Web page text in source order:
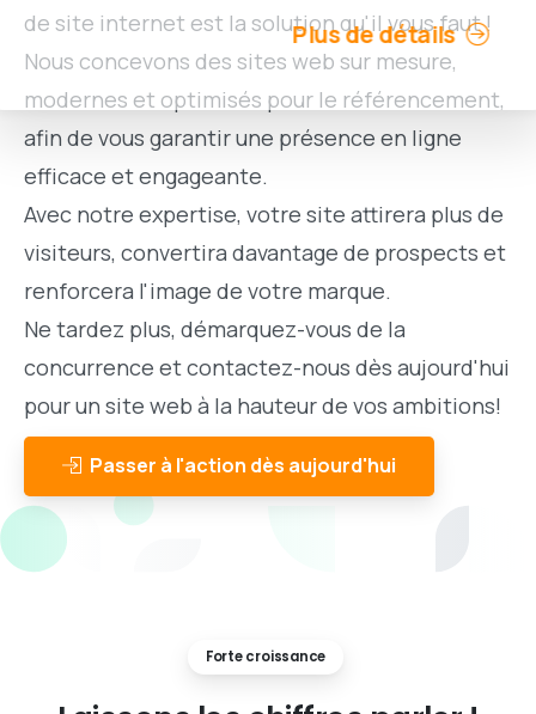
Plus de détails
de site internet est la solution qu'il vous faut !
Nous concevons des sites web sur mesure,
modernes et optimisés pour le référencement,
afin de vous garantir une présence en ligne
efficace et engageante.
Avec notre expertise, votre site attirera plus de
visiteurs, convertira davantage de prospects et
renforcera l'image de votre marque.
Ne tardez plus, démarquez-vous de la
concurrence et contactez-nous dès aujourd'hui
pour un site web à la hauteur de vos ambitions!
Passer à l'action dès aujourd'hui
Forte croissance